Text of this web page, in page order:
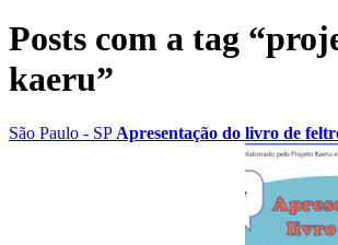
Posts com a tag
kaeru”
São Paulo - SP Apresentação do livro de